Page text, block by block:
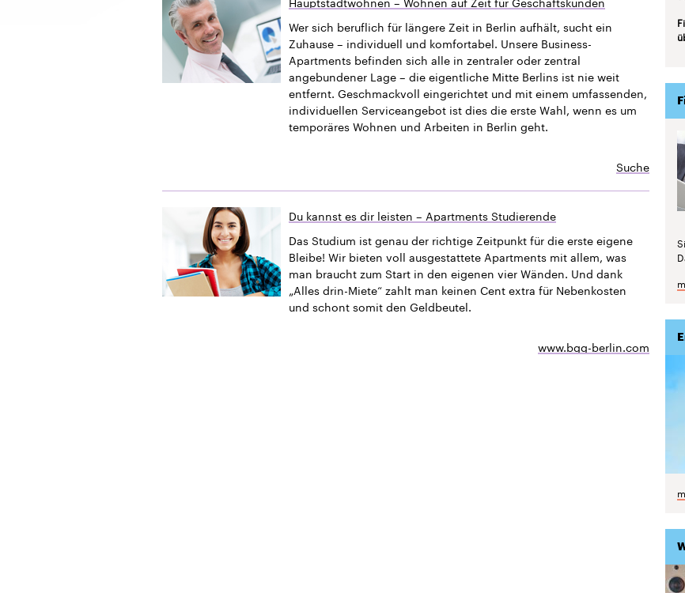
Wer sich beruflich für längere Zeit in Berlin aufhält, sucht ein
Zuhause – individuell und komfortabel. Unsere Business-
Apartments befinden sich alle in zentraler oder zentral
angebundener Lage – die eigentliche Mitte Berlins ist nie weit
entfernt. Geschmackvoll eingerichtet und mit einem umfassenden,
individuellen Serviceangebot ist dies die erste Wahl, wenn es um
temporäres Wohnen und Arbeiten in Berlin geht.
Suche
Du kannst es dir leisten – Apartments Studierende
Das Studium ist genau der richtige Zeitpunkt für die erste eigene
Bleibe! Wir bieten voll ausgestattete Apartments mit allem, was
man braucht zum Start in den eigenen vier Wänden. Und dank
„Alles drin-Miete“ zahlt man keinen Cent extra für Nebenkosten
und schont somit den Geldbeutel.
www.bgg-berlin.com